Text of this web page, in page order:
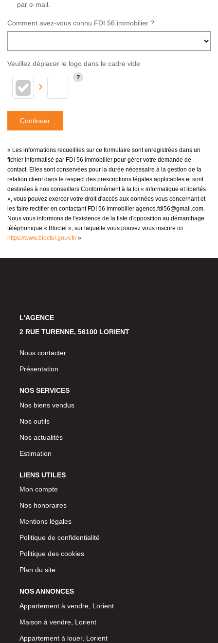
par e-mail.
Comment avez-vous connu FDI 56 immobilier ?
Veuillez déplacer le logo dans le cadre vide
Continuer
« Les informations recueillies sur ce formulaire sont enregistrées dans un
fichier informatisé par FDI 56 immobilier pour gérer votre demande de
contact. Elles sont conservées pour la durée nécessaire à la gestion de la
relation client dans le respect des prescriptions légales applicables et sont
destinées à nos conseillers Conformément à la loi « informatique et libertés
», vous pouvez exercer votre droit d'accès aux données vous concernant et
les faire rectifier en contactant FDI 56 immobilier agence.fdi56@gmail.com.
Nous vous informons de l'existence de la liste d'opposition au démarchage
téléphonique « Bloctel », sur laquelle vous pouvez vous inscrire ici :
https://www.bloctel.gouv.fr/»
L'AGENCE
2 RUE TURENNE, 56100 LORIENT
Nous contacter
Présentation
NOS SERVICES
Nos biens vendus
Nos outils
Nos actualités
Estimation
LIENS UTILES
Mon compte
Nos honoraires
Mentions légales
Politique de confidentialité
Politique des cookies
Plan du site
NOS ANNONCES
Appartement à vendre, Lorient
Maison à vendre, Lorient
Appartement à louer, Lorient